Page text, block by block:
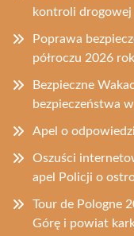
kontroli drogowej
Poprawa
półroczu 2026
Bezpieczne
bezpieczeństwa
Apel o
Oszuści
apel Policji o
Tour de Pologne
Górę i powiat